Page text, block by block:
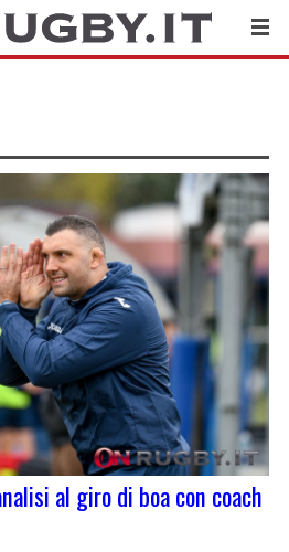
al giro di boa con coach